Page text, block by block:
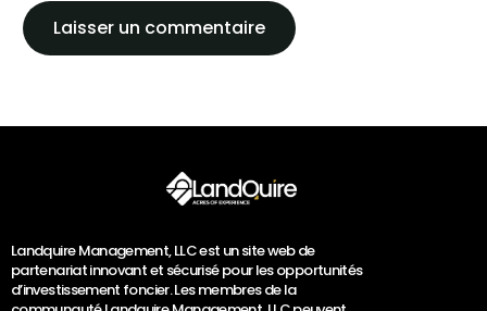
Landquire Management, LLC est un site web de
partenariat innovant et sécurisé pour les opportunités
d’investissement foncier. Les membres de la